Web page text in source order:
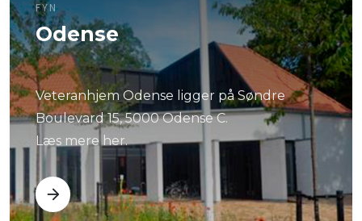
FYN
Odense
Veteranhjem Odense ligger på Søndre
Boulevard 15, 5000 Odense C.
Læs mere her.